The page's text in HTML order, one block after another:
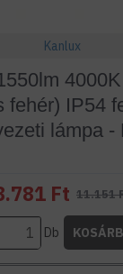
Kanlux
4000K
fehér) IP54
lámpa -
Ft 11.151
Db